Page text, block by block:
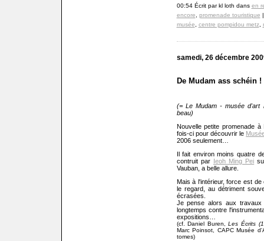
00:54 Écrit par kl loth dans en
encore, promenade touristique
musée, centre pompidou metz,
samedi, 26 décembre
De Mudam ass schéin !
(= Le Mudam - musée d'art
beau)
Nouvelle petite promenade
fois-ci pour découvrir le
2006 seulement…
Il fait environ moins quatre
contruit par Ieoh Ming Pei
Vauban, a belle allure.
Mais à l'intérieur, force est
le regard, au détriment
écrasées.
Je pense alors aux
longtemps contre
expositions…
(cf. Daniel Buren,Les Écrits
Marc Poinsot, CAPC Musée
tomes)